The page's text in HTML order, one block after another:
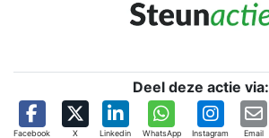
Deel deze actie via:
Facebook X Linkedin WhatsApp Instagram Email